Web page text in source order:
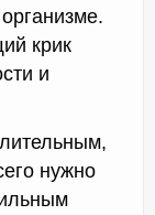
крик
и
нужно